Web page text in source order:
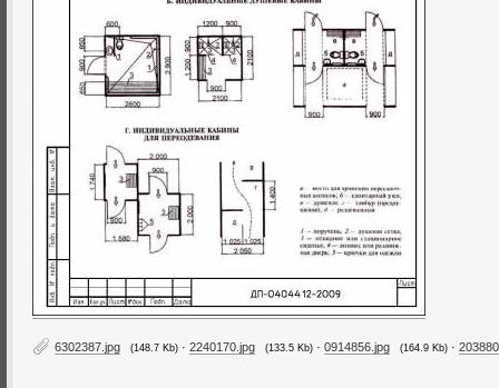
6302387.jpg (148.7 Kb) · 2240170.jpg (133.5 Kb) · 0914856.jpg (164.9 Kb) ·